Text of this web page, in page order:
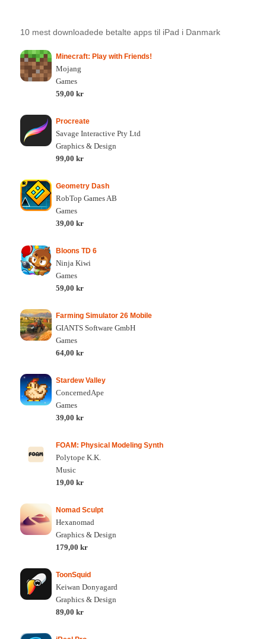
10 mest downloadede betalte apps til iPad i Danmark
Minecraft: Play with Friends!
Mojang
Games
59,00 kr
Procreate
Savage Interactive Pty Ltd
Graphics & Design
99,00 kr
Geometry Dash
RobTop Games AB
Games
39,00 kr
Bloons TD 6
Ninja Kiwi
Games
59,00 kr
Farming Simulator 26 Mobile
GIANTS Software GmbH
Games
64,00 kr
Stardew Valley
ConcernedApe
Games
39,00 kr
FOAM: Physical Modeling Synth
Polytope K.K.
Music
19,00 kr
Nomad Sculpt
Hexanomad
Graphics & Design
179,00 kr
ToonSquid
Keiwan Donyagard
Graphics & Design
89,00 kr